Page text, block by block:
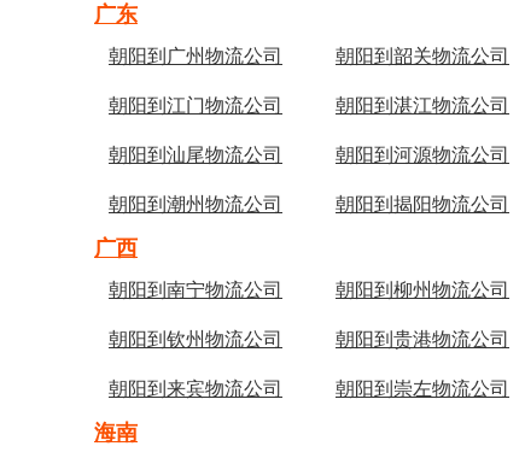
广东
朝阳到广州物流公司 朝阳到韶关物流公司
朝阳到江门物流公司 朝阳到湛江物流公司
朝阳到汕尾物流公司 朝阳到河源物流公司
朝阳到潮州物流公司 朝阳到揭阳物流公司
广西
朝阳到南宁物流公司 朝阳到柳州物流公司
朝阳到钦州物流公司 朝阳到贵港物流公司
朝阳到来宾物流公司 朝阳到崇左物流公司
海南